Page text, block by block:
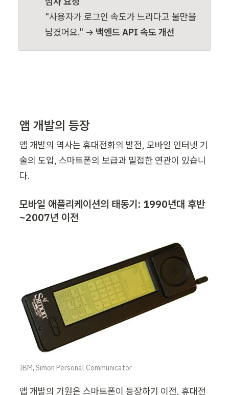
"사용자가 로그인 속도가 느리다고 불만을
남겼어요." → 백엔드 API 속도 개선
앱 개발의 등장
앱 개발의 역사는 휴대전화의 발전, 모바일 인터넷 기
술의 도입, 스마트폰의 보급과 밀접한 연관이 있습니
다.
모바일 애플리케이션의 태동기: 1990년대 후반
~2007년 이전
IBM, Simon Personal Communicator
앱 개발의 기원은 스마트폰이 등장하기 이전, 휴대전